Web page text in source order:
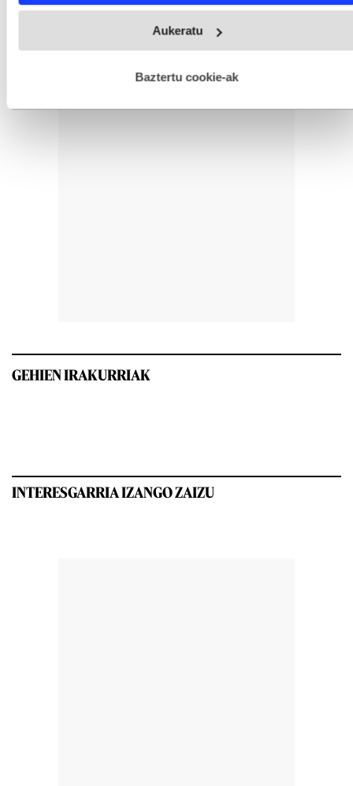
fitxategiak erabiltzen ditu. Zure esperientzia eta zerbitzuak
esplizitua ematen diguzu.Gehiago irakurri
Aukeratu
Baztertu cookie-ak
GEHIEN IRAKURRIAK
INTERESGARRIA IZANGO ZAIZU